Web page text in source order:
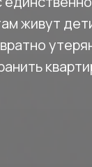
живут